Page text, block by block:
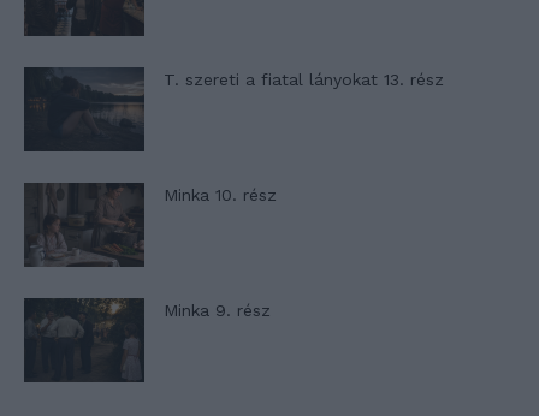
T. szereti a fiatal lányokat 13. rész
Minka 10. rész
Minka 9. rész